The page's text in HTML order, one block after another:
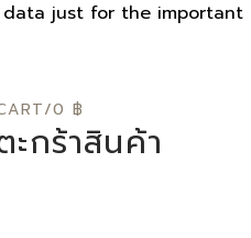
data just for the important
/0 ฿
ะกร้าสินค้า